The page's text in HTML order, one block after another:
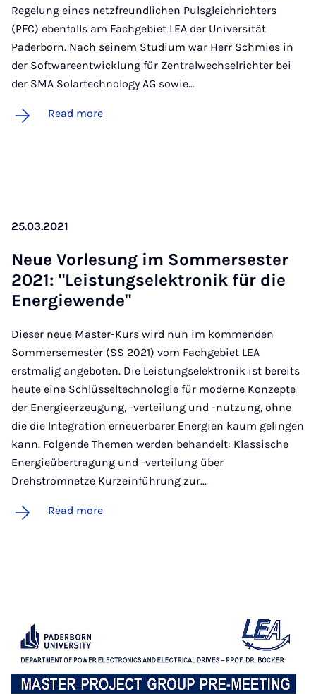
Regelung eines netzfreundlichen Pulsgleichrichters
(PFC) ebenfalls am Fachgebiet LEA der Universität
Paderborn. Nach seinem Studium war Herr Schmies in
der Softwareentwicklung für Zentralwechselrichter bei
der SMA Solartechnology AG sowie…
Read more
25.03.2021
Neue Vor­le­sung im Som­mersester
2021: "Leis­tungselektronik für die
En­er­giewende"
Dieser neue Master-Kurs wird nun im kommenden
Sommersemester (SS 2021) vom Fachgebiet LEA
erstmalig angeboten. Die Leistungselektronik ist bereits
heute eine Schlüsseltechnologie für moderne Konzepte
der Energieerzeugung, -verteilung und -nutzung, ohne
die die Integration erneuerbarer Energien kaum gelingen
kann. Folgende Themen werden behandelt: Klassische
Energieübertragung und -verteilung über
Drehstromnetze Kurzeinführung zur…
Read more